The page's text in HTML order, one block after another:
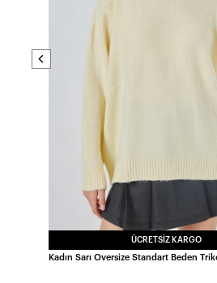
ÜCRETSIZ KARGO